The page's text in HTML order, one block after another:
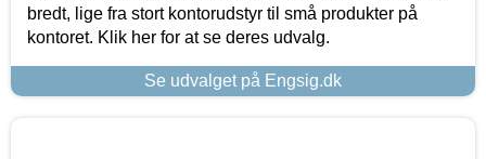
bredt, lige fra stort kontorudstyr til små produkter på
kontoret. Klik her for at se deres udvalg.
Se udvalget på Engsig.dk